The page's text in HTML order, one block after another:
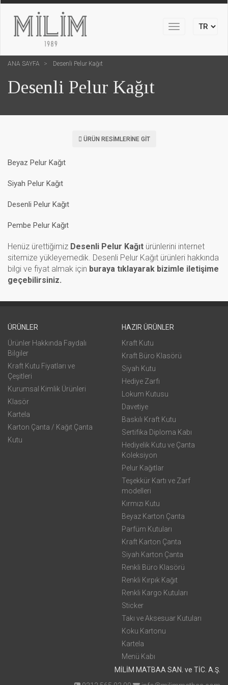
Toggle
ANA SAYFA Desenli Pelur Kağıt
Desenli Pelur Kağıt
ÜRÜN RESIMLERINE GIT
Beyaz Pelur Kağıt
Siyah Pelur Kağıt
Desenli Pelur Kağıt
Pembe Pelur Kağıt
Henüz ürettiğimiz Desenli Pelur Kağıt ürünlerini internet
sitemize yükleyemedik. Desenli Pelur Kağıt ürünleri hakkında
bilgi ve fiyat almak için buraya tıklayarak bizimle iletişime
geçebilirsiniz.
ÜRÜNLER
Ürünler Hakkında Faydalı
Bilgiler
Kraft Kutu Fiyatları ve
Çeşitleri
Kurumsal Kimlik Ürünleri
Klasör
Kartela
Karton Çanta / Kağıt Çanta
Kutu
HAZIR ÜRÜNLER
Kraft Kutu
Kraft Büro Klasörü
Siyah Kutu
Hediye Zarfı
Lokum Kutusu
Davetiye
Baskılı Kraft Kutu
Sertifika Diploma Kabı
Hediyelik Kutu ve Çanta
Koleksiyon
Pelur Kağıtlar
Teşekkür Kartı ve Zarf
modelleri
Kırmızı Kutu
Beyaz Karton Çanta
Parfüm Kutuları
Kraft Karton Çanta
Siyah Karton Çanta
Renkli Büro Klasörü
Renkli Kırpık Kağıt
Renkli Kargo Kutuları
Sticker
Takı ve Aksesuar Kutuları
Koku Kartonu
Kartela
Menü Kabı
MİLİM MATBAA SAN. ve TİC. A.Ş.